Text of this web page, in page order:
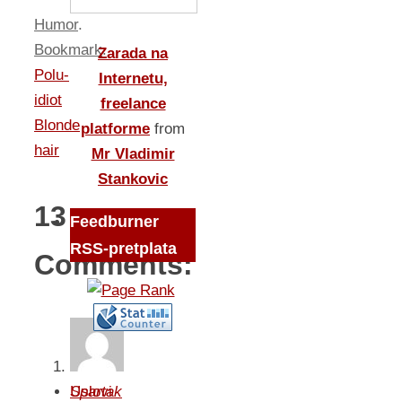
Humor.
Bookmark.
Polu-
idiot
Blonde
hair
13
Comments:
Spartak
Zarada na
Internetu,
freelance
platforme from
Mr Vladimir
Stankovic
Feedburner
RSS-pretplata
Uslovi